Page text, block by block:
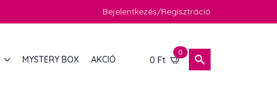
Bejelentkezés/Regisztráció
MYSTERY BOX AKCIÓ 0 Ft
0